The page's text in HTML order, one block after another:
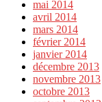
mai 2014
avril 2014
mars 2014
février 2014
janvier 2014
décembre 2013
novembre 2013
octobre 2013